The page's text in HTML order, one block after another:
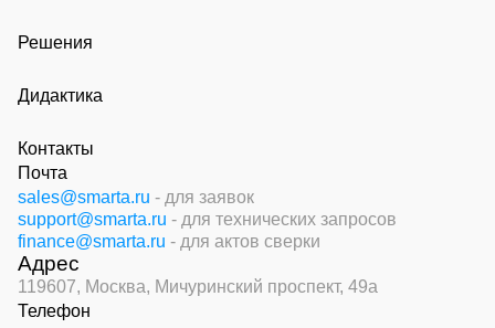
Решения
Дидактика
Контакты
Почта
sales@smarta.ru - для заявок
support@smarta.ru - для технических запросов
finance@smarta.ru - для актов сверки
Адрес
119607, Москва, Мичуринский проспект, 49а
Телефон